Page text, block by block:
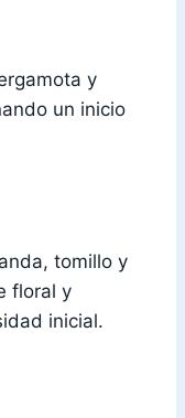
y
un inicio
tomillo y
floral y
inicial.